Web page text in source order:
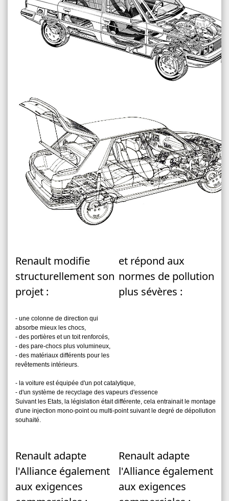
Renault modifie
structurellement son
projet :
- une colonne de direction qui
absorbe mieux les chocs,
- des portières et un toit renforcés,
- des pare-chocs plus volumineux,
- des matériaux différents pour les
revêtements intérieurs.
et répond aux
normes de pollution
plus sévères :
- la voiture est équipée d'un pot catalytique,
- d'un système de recyclage des vapeurs d'essence
Suivant les Etats, la législation était différente, cela entrainait le montage
d'une injection mono-point ou multi-point suivant le degré de dépollution
souhaité.
Renault adapte
l'Alliance également
aux exigences
Renault adapte
l'Alliance également
aux exigences